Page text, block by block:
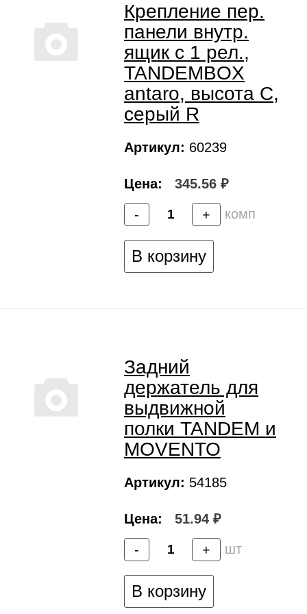
Крепление пер.
панели внутр.
ящик c 1 рел.,
TANDEMBOX
antaro, высота C,
серый R
Артикул: 60239
Цена: 345.56 ₽
- + комп
В корзину
Задний
держатель для
выдвижной
полки TANDEM и
MOVENTO
Артикул: 54185
Цена: 51.94 ₽
- + шт
В корзину